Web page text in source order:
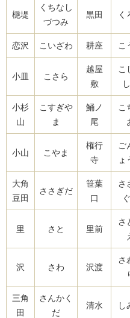
梔堤
くちなし
づつみ
黒田 く
恋沢 こいざわ 耕座 こ
小皿 こさら
越屋
敷
こ
小杉
山
こすぎや
ま
鯒ノ
尾
こ
小山 こやま
権行
寺
ご
ょ
大角
豆田
ささぎだ
笹葉
口
さ
里 さと 里前
さ
沢 さわ 沢渡
さ
三角
田
さんかく
だ
清水 し